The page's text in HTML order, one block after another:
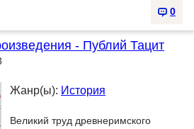
0
- Публий Тацит
Жанр(ы): История
Великий труд древнеримского